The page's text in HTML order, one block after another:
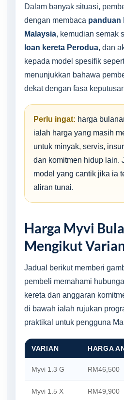
Dalam banyak situasi,
dengan membaca panduan
Malaysia, kemudian semak
loan kereta Perodua, dan
kepada model spesifik
menunjukkan bahawa
dekat dengan fasa
Perlu ingat: harga
ialah harga yang masih
untuk minyak, servis,
dan komitmen hidup lain.
model yang cantik jika ia
aliran tunai.
Harga Myvi
Mengikut
Jadual berikut memberi
pembeli memahami
kereta dan anggaran
di bawah ialah rujukan
praktikal untuk pengguna
VARIAN HARGA
Myvi 1.3 G RM46,500
Myvi 1.5 X RM49,900